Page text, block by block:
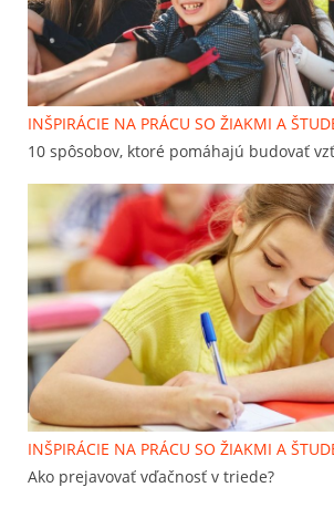
INŠPIRÁCIE NA PRÁCU SO ŽIAKMI A
10 spôsobov, ktoré pomáhajú budovať
INŠPIRÁCIE NA PRÁCU SO ŽIAKMI A
Ako prejavovať vďačnosť v triede?